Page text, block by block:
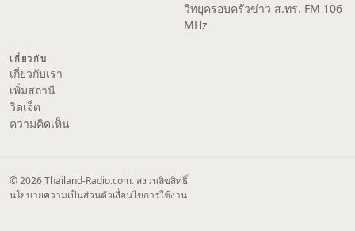
วิทยุครอบครัวข่าว ส.ทร. FM 106
MHz
เกี่ยวกับ
เกี่ยวกับเรา
เพิ่มสถานี
วิดเจ็ต
ความคิดเห็น
© 2026 Thailand-Radio.com. สงวนลิขสิทธิ์
นโยบายความเป็นส่วนตัวเงื่อนไขการใช้งาน